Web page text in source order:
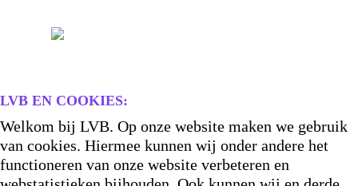
LVB EN COOKIES:
Welkom bij LVB. Op onze website maken we gebruik
van cookies. Hiermee kunnen wij onder andere het
functioneren van onze website verbeteren en